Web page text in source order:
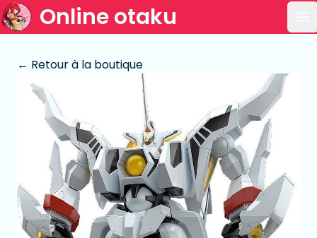
Online otaku
← Retour à la boutique